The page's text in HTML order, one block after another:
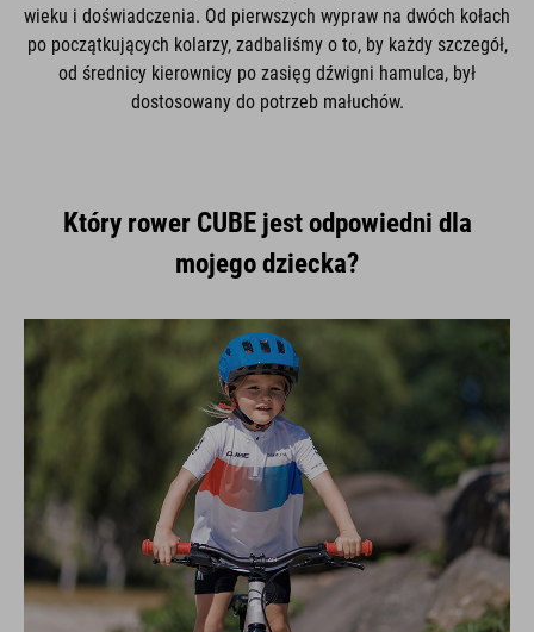
wieku i doświadczenia. Od pierwszych wypraw na dwóch kołach
po początkujących kolarzy, zadbaliśmy o to, by każdy szczegół,
od średnicy kierownicy po zasięg dźwigni hamulca, był
dostosowany do potrzeb małuchów.
Który rower CUBE jest odpowiedni dla
mojego dziecka?